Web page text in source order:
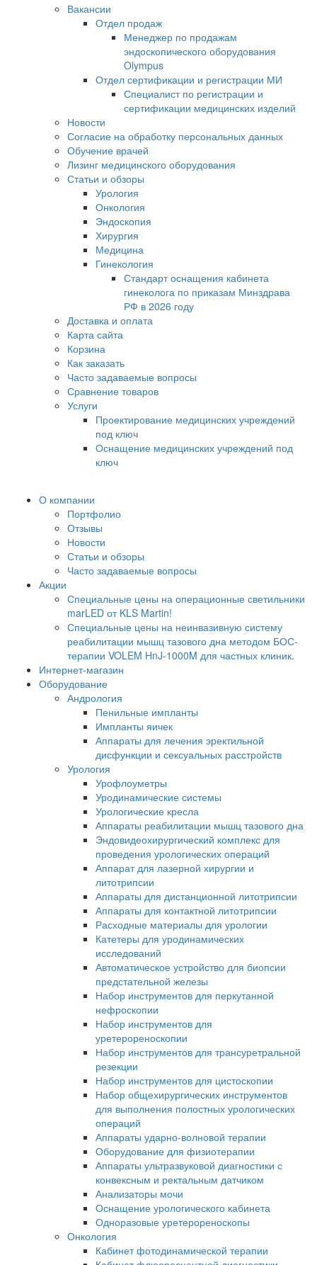
Вакансии
Отдел продаж
Менеджер по продажам
эндоскопического оборудования
Olympus
Отдел сертификации и регистрации МИ
Специалист по регистрации и
сертификации медицинских изделий
Новости
Согласие на обработку персональных данных
Обучение врачей
Лизинг медицинского оборудования
Статьи и обзоры
Урология
Онкология
Эндоскопия
Хирургия
Медицина
Гинекология
Стандарт оснащения кабинета
гинеколога по приказам Минздрава
РФ в 2026 году
Доставка и оплата
Карта сайта
Корзина
Как заказать
Часто задаваемые вопросы
Сравнение товаров
Услуги
Проектирование медицинских учреждений
под ключ
Оснащение медицинских учреждений под
ключ
О компании
Портфолио
Отзывы
Новости
Статьи и обзоры
Часто задаваемые вопросы
Акции
Специальные цены на операционные светильники
marLED от KLS Martin!
Специальные цены на неинвазивную систему
реабилитации мышц тазового дна методом БОС-
терапии VOLEM HnJ-1000M для частных клиник.
Интернет-магазин
Оборудование
Андрология
Пенильные импланты
Импланты яичек
Аппараты для лечения эректильной
дисфункции и сексуальных расстройств
Урология
Урофлоуметры
Уродинамические системы
Урологические кресла
Аппараты реабилитации мышц тазового дна
Эндовидеохирургический комплекс для
проведения урологических операций
Аппарат для лазерной хирургии и
литотрипсии
Аппараты для дистанционной литотрипсии
Аппараты для контактной литотрипсии
Расходные материалы для урологии
Катетеры для уродинамических
исследований
Автоматическое устройство для биопсии
предстательной железы
Набор инструментов для перкутанной
нефроскопии
Набор инструментов для
уретерореноскопии
Набор инструментов для трансуретральной
резекции
Набор инструментов для цистоскопии
Набор общехирургических инструментов
для выполнения полостных урологических
операций
Аппараты ударно-волновой терапии
Оборудование для физиотерапии
Аппараты ультразвуковой диагностики с
конвексным и ректальным датчиком
Анализаторы мочи
Оснащение урологического кабинета
Одноразовые уретерореноскопы
Онкология
Кабинет фотодинамической терапии